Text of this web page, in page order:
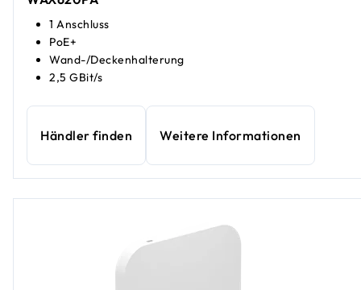
1 Anschluss
PoE+
Wand-/Deckenhalterung
2,5 GBit/s
Händler finden Weitere Informationen